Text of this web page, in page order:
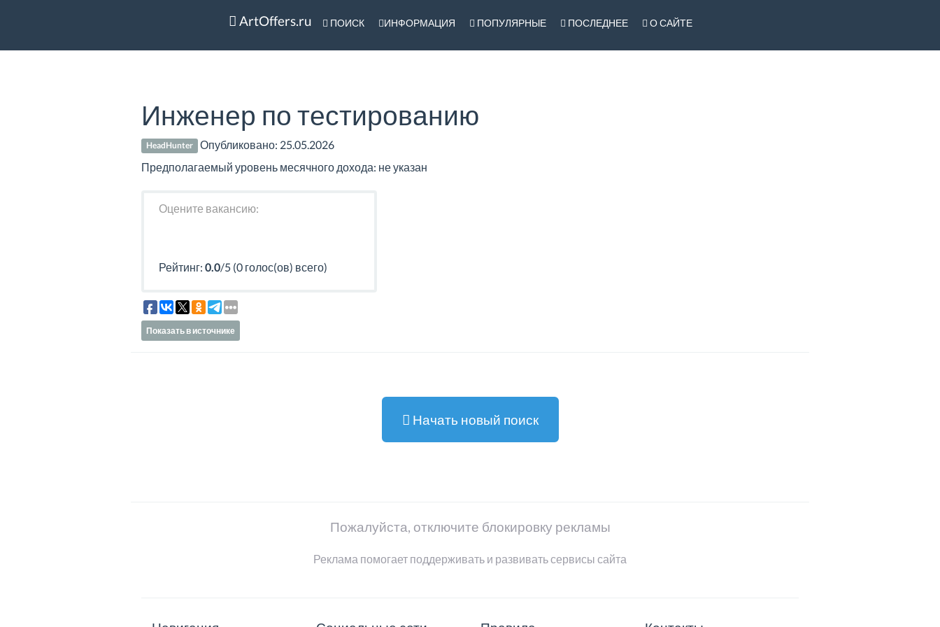
ArtOffers.ru ПОИСК ИНФОРМАЦИЯ ПОПУЛЯРНЫЕ ПОСЛЕДНЕЕ О САЙТЕ
Инженер по тестированию
HeadHunter Опубликовано: 25.05.2026
Предполагаемый уровень месячного дохода: не указан
Оцените вакансию:
Рейтинг: 0.0/5 (0 голос(ов) всего)
Показать в источнике
Начать новый поиск
Пожалуйста, отключите блокировку рекламы
Реклама помогает поддерживать и развивать сервисы сайта